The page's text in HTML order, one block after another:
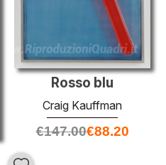
Rosso blu
Craig Kauffman
€147.00€88.20